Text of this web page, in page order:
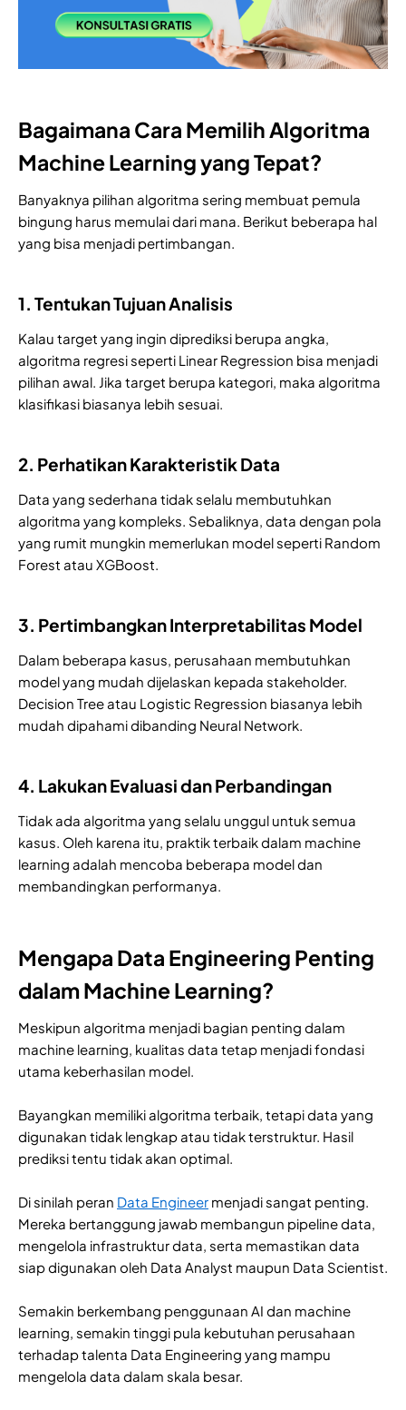
Bagaimana Cara Memilih Algoritma
Machine Learning yang Tepat?
Banyaknya pilihan algoritma sering membuat pemula
bingung harus memulai dari mana. Berikut beberapa hal
yang bisa menjadi pertimbangan.
1. Tentukan Tujuan Analisis
Kalau target yang ingin diprediksi berupa angka,
algoritma regresi seperti Linear Regression bisa menjadi
pilihan awal. Jika target berupa kategori, maka algoritma
klasifikasi biasanya lebih sesuai.
2. Perhatikan Karakteristik Data
Data yang sederhana tidak selalu membutuhkan
algoritma yang kompleks. Sebaliknya, data dengan pola
yang rumit mungkin memerlukan model seperti Random
Forest atau XGBoost.
3. Pertimbangkan Interpretabilitas Model
Dalam beberapa kasus, perusahaan membutuhkan
model yang mudah dijelaskan kepada stakeholder.
Decision Tree atau Logistic Regression biasanya lebih
mudah dipahami dibanding Neural Network.
4. Lakukan Evaluasi dan Perbandingan
Tidak ada algoritma yang selalu unggul untuk semua
kasus. Oleh karena itu, praktik terbaik dalam machine
learning adalah mencoba beberapa model dan
membandingkan performanya.
Mengapa Data Engineering Penting
dalam Machine Learning?
Meskipun algoritma menjadi bagian penting dalam
machine learning, kualitas data tetap menjadi fondasi
utama keberhasilan model.
Bayangkan memiliki algoritma terbaik, tetapi data yang
digunakan tidak lengkap atau tidak terstruktur. Hasil
prediksi tentu tidak akan optimal.
Di sinilah peran Data Engineer menjadi sangat penting.
Mereka bertanggung jawab membangun pipeline data,
mengelola infrastruktur data, serta memastikan data
siap digunakan oleh Data Analyst maupun Data Scientist.
Semakin berkembang penggunaan AI dan machine
learning, semakin tinggi pula kebutuhan perusahaan
terhadap talenta Data Engineering yang mampu
mengelola data dalam skala besar.